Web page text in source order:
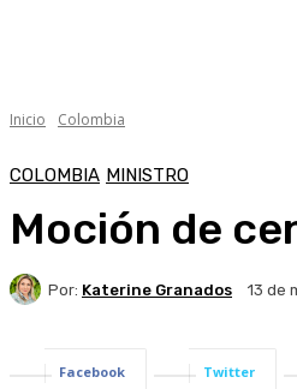
Inicio Colombia
COLOMBIA MINISTRO
Moción de
Por: Katerine Granados 13 de
Facebook Twitter